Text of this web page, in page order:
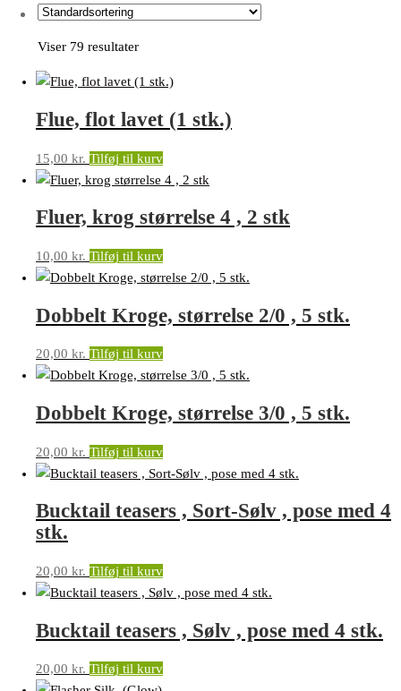
Viser 79 resultater
Flue, flot lavet (1 stk.)
15,00 kr. Tilføj til kurv
Fluer, krog størrelse 4 , 2 stk
10,00 kr. Tilføj til kurv
Dobbelt Kroge, størrelse 2/0 , 5 stk.
20,00 kr. Tilføj til kurv
Dobbelt Kroge, størrelse 3/0 , 5 stk.
20,00 kr. Tilføj til kurv
Bucktail teasers , Sort-Sølv , pose med 4
stk.
20,00 kr. Tilføj til kurv
Bucktail teasers , Sølv , pose med 4 stk.
20,00 kr. Tilføj til kurv